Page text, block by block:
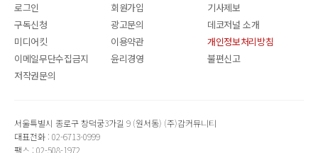
로그인 회원가입
기사제보
구독신청
광고문의
데코저널 소개
미디어킷
이용약관
개인정보처리방침
이메일무단수집금지
윤리경영
불편신고
저작권문의
서울특별시 종로구 창덕궁3가길 9 (원서동) (주)감커뮤니티
대표전화 : 02-6713-0999
팩스 : 02-508-1972